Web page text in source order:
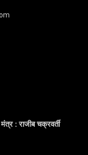
: राजीब चक्रवर्ती